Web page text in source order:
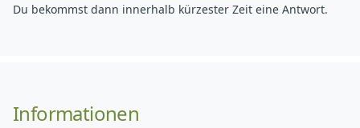
Du bekommst dann innerhalb kürzester Zeit eine Antwort.
Informationen